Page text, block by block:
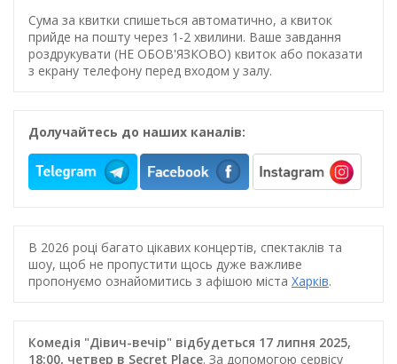
Сума за квитки спишеться автоматично, а квиток
прийде на пошту через 1-2 хвилини. Ваше завдання
роздрукувати (НЕ ОБОВ'ЯЗКОВО) квиток або показати
з екрану телефону перед входом у залу.
Долучайтесь до наших каналів:
В 2026 році багато цікавих концертів, спектаклів та
шоу, щоб не пропустити щось дуже важливе
пропонуємо ознайомитись з афішою міста Харків.
Комедія "Дівич-вечір" відбудеться 17 липня 2025,
18:00, четвер в Secret Place. За допомогою сервісу